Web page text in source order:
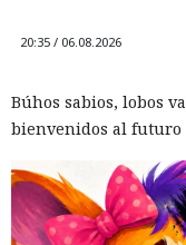
20:35 / 06.08.2026
Búhos sabios, lobos
bienvenidos al